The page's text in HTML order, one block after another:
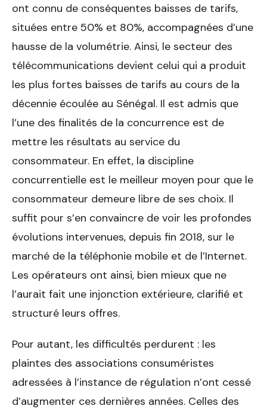
ont connu de conséquentes baisses de tarifs,
situées entre 50% et 80%, accompagnées d’une
hausse de la volumétrie. Ainsi, le secteur des
télécommunications devient celui qui a produit
les plus fortes baisses de tarifs au cours de la
décennie écoulée au Sénégal. Il est admis que
l’une des finalités de la concurrence est de
mettre les résultats au service du
consommateur. En effet, la discipline
concurrentielle est le meilleur moyen pour que le
consommateur demeure libre de ses choix. Il
suffit pour s’en convaincre de voir les profondes
évolutions intervenues, depuis fin 2018, sur le
marché de la téléphonie mobile et de l’Internet.
Les opérateurs ont ainsi, bien mieux que ne
l’aurait fait une injonction extérieure, clarifié et
structuré leurs offres.
Pour autant, les difficultés perdurent : les
plaintes des associations consuméristes
adressées à l’instance de régulation n’ont cessé
d’augmenter ces dernières années. Celles des